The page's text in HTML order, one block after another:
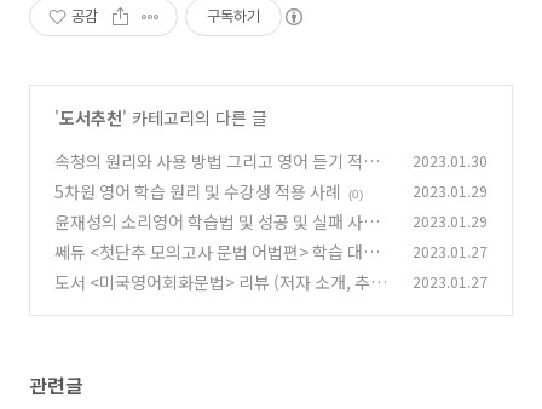
공감 구독하기
'도서추천' 카테고리의 다른 글
속청의 원리와 사용 방법 그리고 영어 듣기 적용
사례 (0)
2023.01.30
5차원 영어 학습 원리 및 수강생 적용 사례 (0) 2023.01.29
윤재성의 소리영어 학습법 및 성공 및 실패 사례
(0)
2023.01.29
쎄듀 <첫단추 모의고사 문법 어법편> 학습 대상
및 주요 특징과 공부방법 (1)
2023.01.27
도서 <미국영어회화문법> 리뷰 (저자 소개, 추천
2023.01.27
관련글